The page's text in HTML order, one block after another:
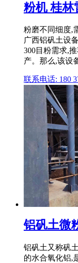
粉机 桂林
粉磨不同细度,
广西铝矾土设
300目粉需求,
产。那么,该设
联系电话: 180
铝矾土微
铝矾土又称矾
的水合氧化铝,